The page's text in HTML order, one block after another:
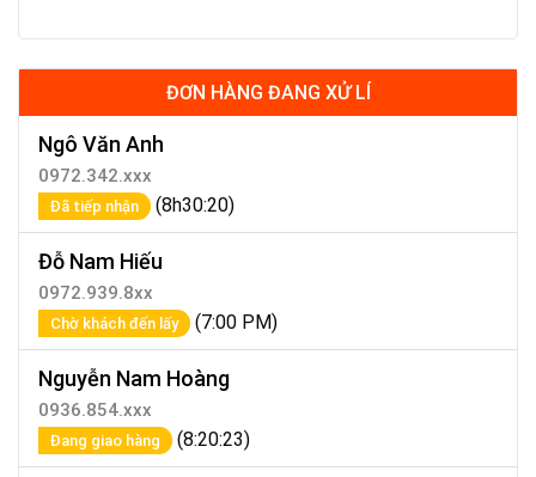
ĐƠN HÀNG ĐANG XỬ LÍ
Ngô Văn Anh
0972.342.xxx
Đã tiếp nhận (8h30:20)
Đỗ Nam Hiếu
0972.939.8xx
Chờ khách đến lấy (7:00 PM)
Nguyễn Nam Hoàng
0936.854.xxx
Đang giao hàng (8:20:23)